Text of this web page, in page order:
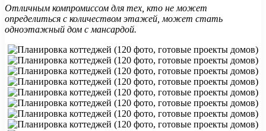
Отличным компромиссом для тех, кто не может
определиться с количеством этажей, может стать
одноэтажный дом с мансардой.